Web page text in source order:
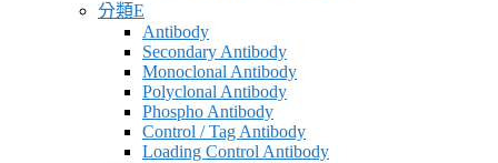
分類E
Antibody
Secondary Antibody
Monoclonal Antibody
Polyclonal Antibody
Phospho Antibody
Control / Tag Antibody
Loading Control Antibody